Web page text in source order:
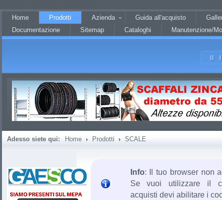
Home
Prodotti Azienda Guida all'acquisto
Documentazione
Sitemap Cataloghi Manutenzione/
Adesso siete qui: Home Prodotti SCALE
Info: Il tuo browser non
Se vuoi utilizzare il
acquisti devi abilitare i